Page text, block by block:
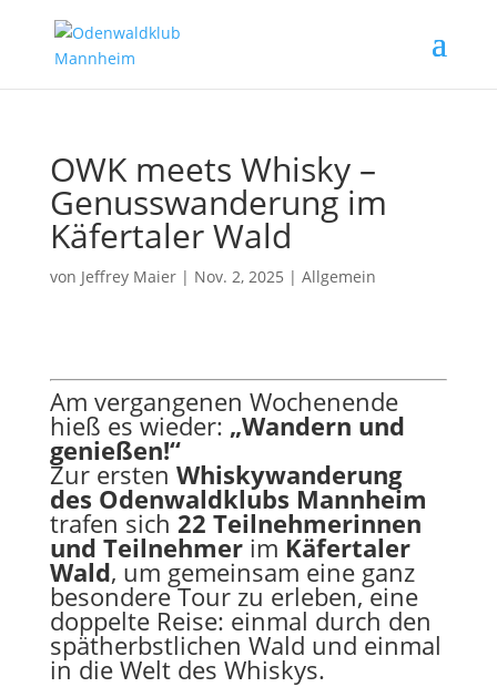
OWK meets Whisky –
Genusswanderung im
Käfertaler Wald
von Jeffrey Maier| Nov. 2, 2025 | Allgemein
Am vergangenen Wochenende
hieß es wieder: „Wandern und
genießen!“
Zur ersten Whiskywanderung
des Odenwaldklubs Mannheim
trafen sich 22 Teilnehmerinnen
und Teilnehmerim Käfertaler
Wald, um gemeinsam eine ganz
besondere Tour zu erleben, eine
doppelte Reise: einmal durch den
spätherbstlichen Wald und einmal
in die Welt des Whiskys.